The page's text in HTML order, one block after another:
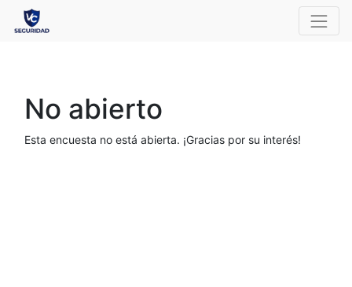
No abierto
Esta encuesta no está abierta. ¡Gracias por su interés!